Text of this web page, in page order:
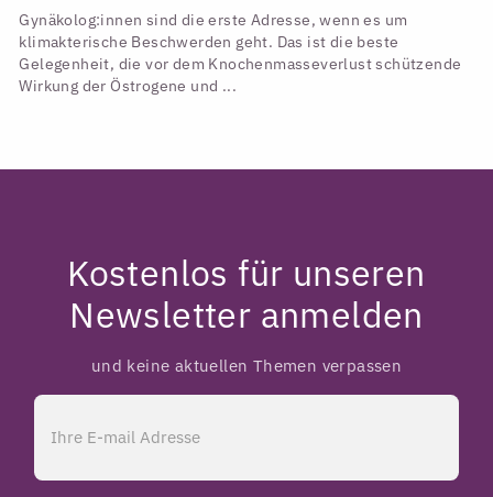
Gynäkolog:innen sind die erste Adresse, wenn es um
klimakterische Beschwerden geht. Das ist die beste
Gelegenheit, die vor dem Knochenmasseverlust schützende
Wirkung der Östrogene und ...
Kostenlos für unseren
Newsletter anmelden
und keine aktuellen Themen verpassen